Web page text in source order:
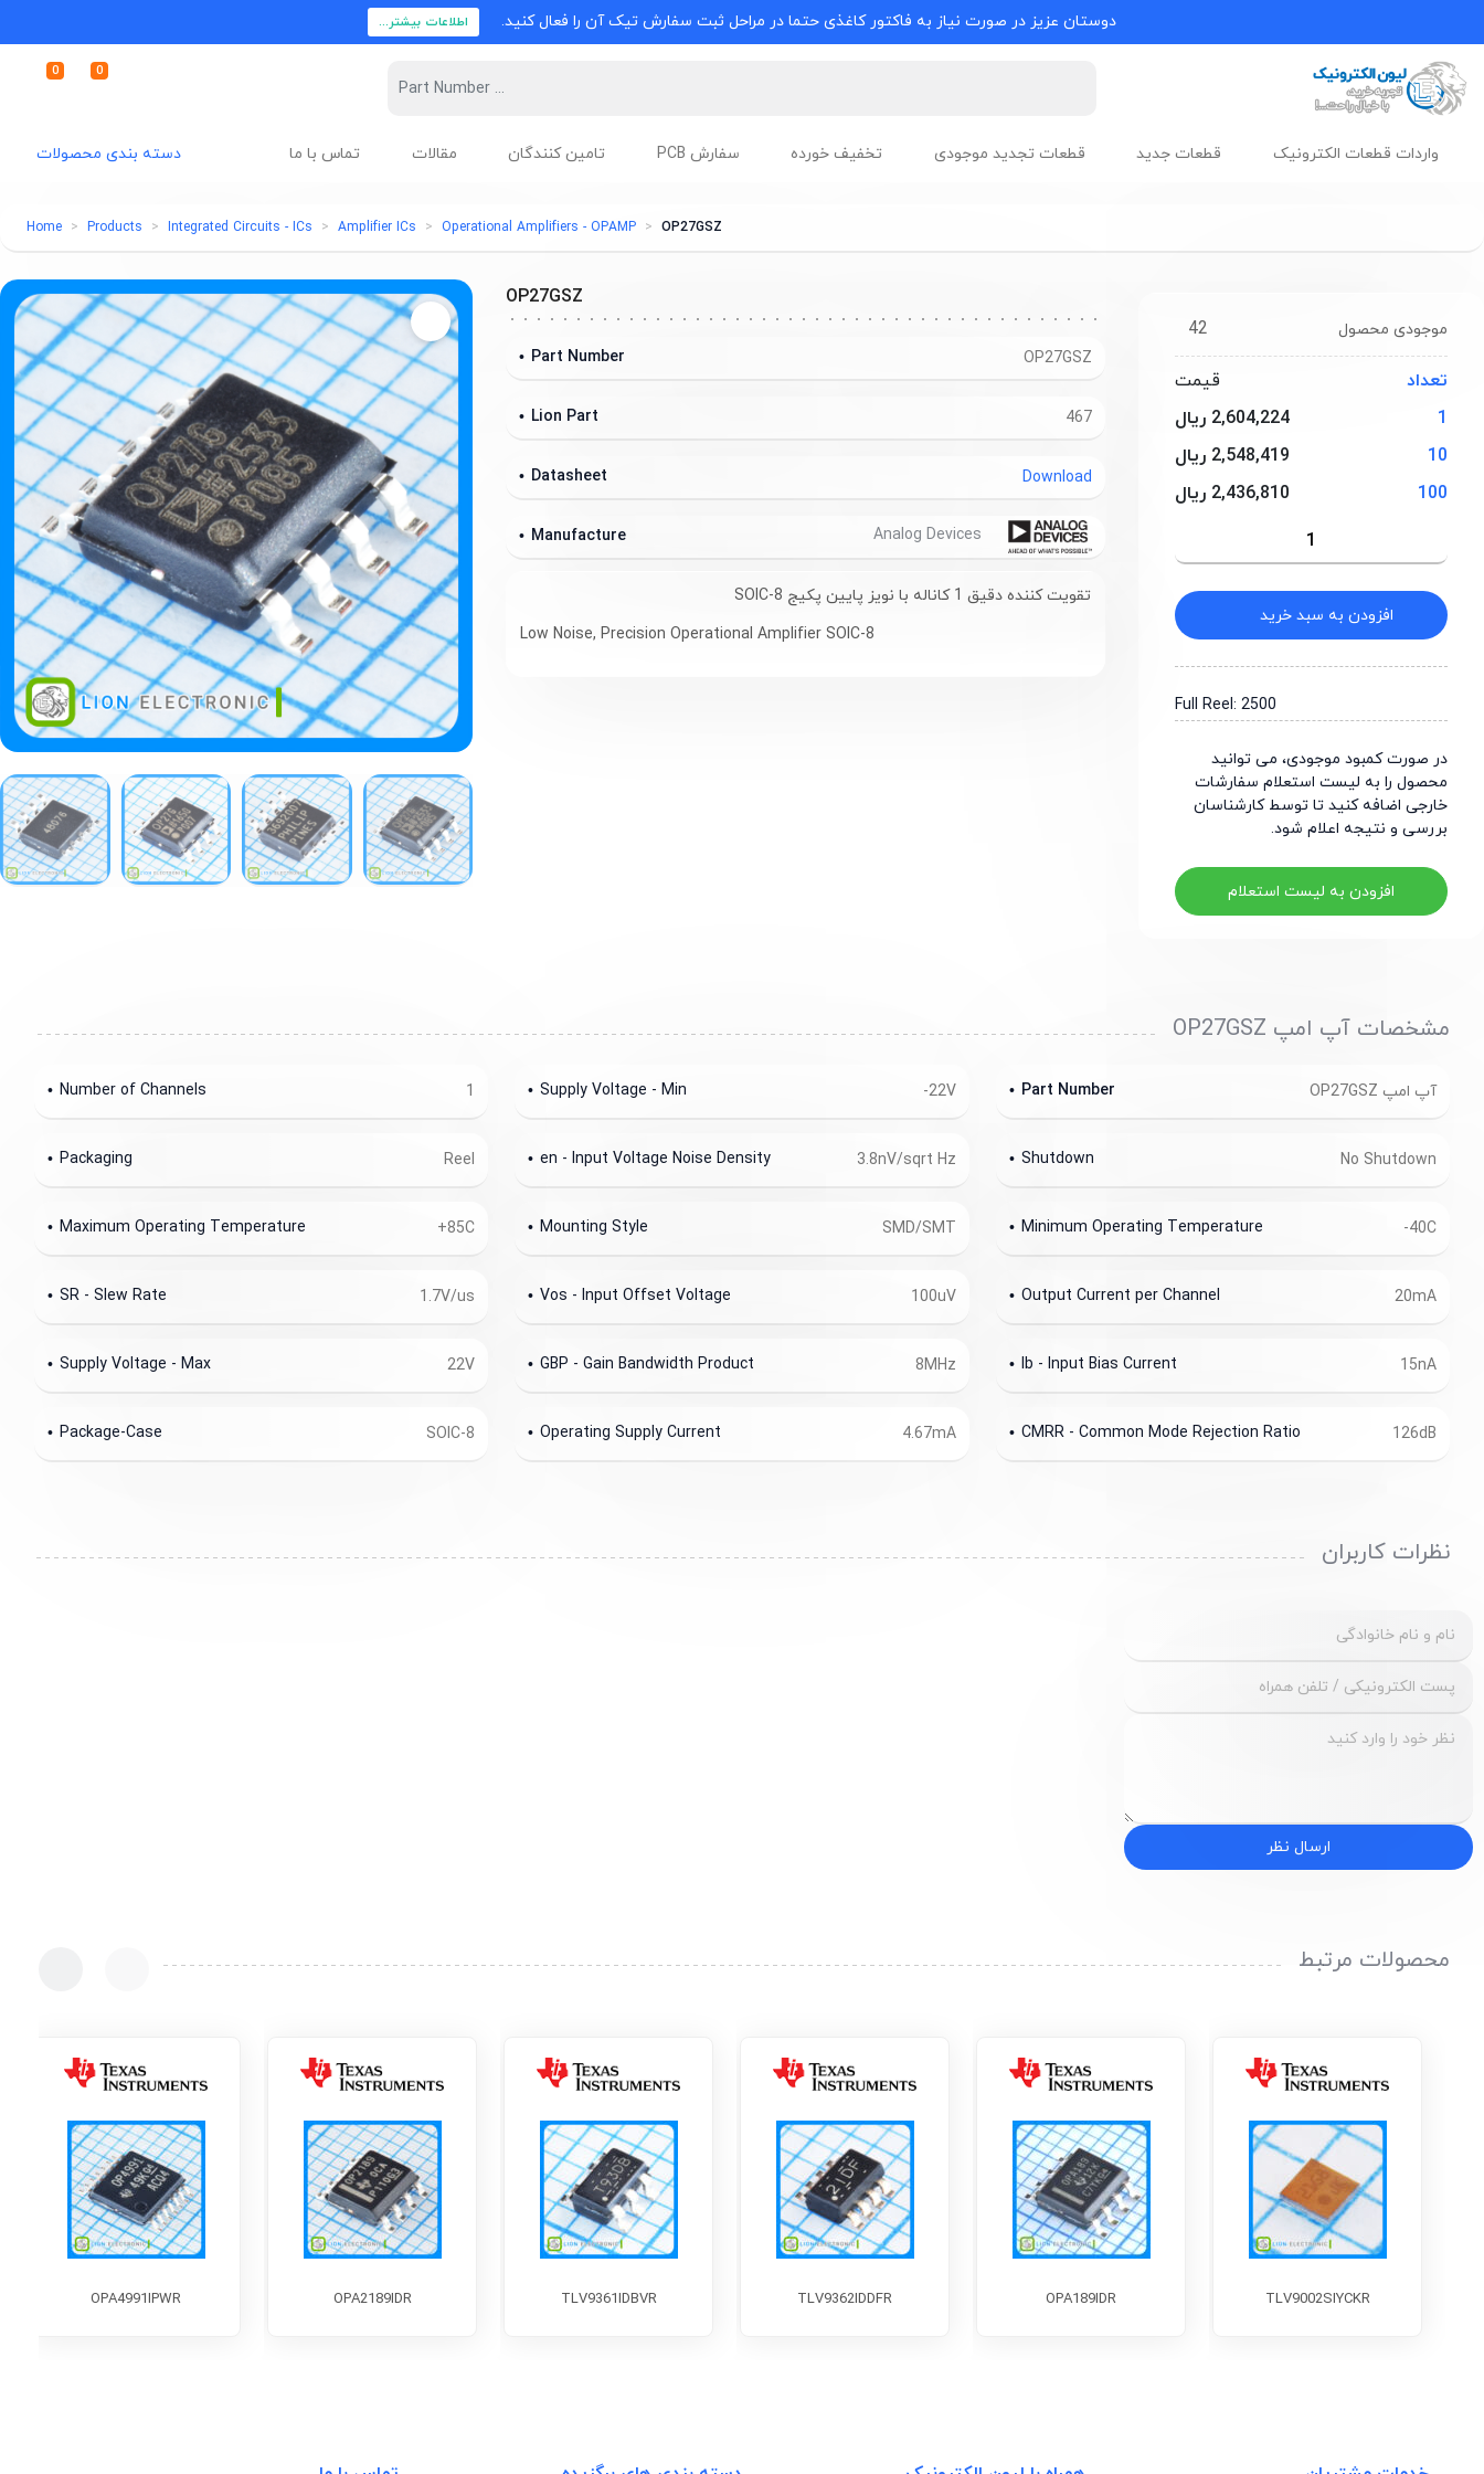
دوستان عزیز در صورت نیاز به فاکتور کاغذی حتما در مراحل ثبت سفارش تیک آن را فعال کنید. اطلاعات بیشتر...
0 0
دسته بندی محصولات واردات قطعات الکترونیک قطعات جدید قطعات تجدید موجودی تخفیف خورده سفارش PCB تامین کنندگان مقالات تماس با ما
Home Products Integrated Circuits - ICs Amplifier ICs Operational Amplifiers - OPAMP OP27GSZ
42 موجودی محصول
تعداد
قیمت
1
2,604,224 ریال
10
2,548,419 ریال
100
2,436,810 ریال
افزودن به سبد خرید
Full Reel: 2500
در صورت کمبود موجودی، می توانید
محصول را به لیست استعلام سفارشات
خارجی اضافه کنید تا توسط کارشناسان
بررسی و نتیجه اعلام شود.
افزودن به لیست استعلام
OP27GSZ
OP27GSZ
Part Number
467
Lion Part
Download
Datasheet
Manufacture
تقویت کننده دقیق 1 کاناله با نویز پایین پکیج SOIC-8
Low Noise, Precision Operational Amplifier SOIC-8
مشخصات آپ امپ OP27GSZ
آپ امپ OP27GSZ Part Number
-22V
Supply Voltage - Min
1
Number of Channels
No Shutdown
Shutdown
3.8nV/sqrt Hz
en - Input Voltage Noise Density
Reel
Packaging
-40C
Minimum Operating Temperature
SMD/SMT
Mounting Style
+85C
Maximum Operating Temperature
20mA
Output Current per Channel
100uV
Vos - Input Offset Voltage
1.7V/us
SR - Slew Rate
15nA
Ib - Input Bias Current
8MHz
GBP - Gain Bandwidth Product
22V
Supply Voltage - Max
126dB
CMRR - Common Mode Rejection Ratio
4.67mA
Operating Supply Current
SOIC-8
Package-Case
نظرات کاربران
ارسال نظر
محصولات مرتبط
TLV9002SIYCKR
OPA189IDR
TLV9362IDDFR
TLV9361IDBVR
OPA2189IDR
OPA4991IPWR